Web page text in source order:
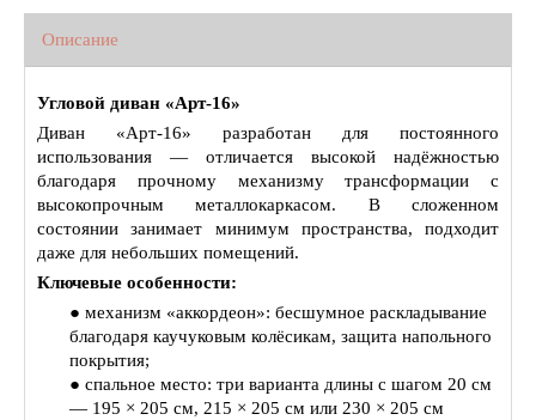
Описание
Угловой диван «Арт‑16»
Диван «Арт‑16» разработан для постоянного
использования — отличается высокой надёжностью
благодаря прочному механизму трансформации с
высокопрочным металлокаркасом. В сложенном
состоянии занимает минимум пространства, подходит
даже для небольших помещений.
Ключевые особенности:
● механизм «аккордеон»: бесшумное раскладывание
благодаря каучуковым колёсикам, защита напольного
покрытия;
● спальное место: три варианта длины с шагом 20 см
— 195 × 205 см, 215 × 205 см или 230 × 205 см